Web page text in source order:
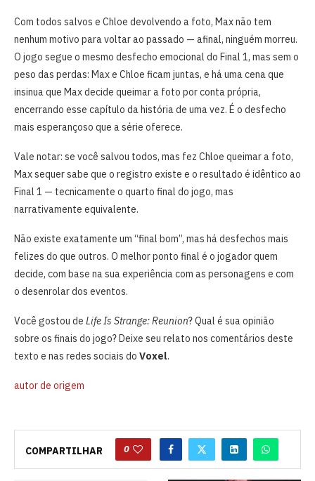
Com todos salvos e Chloe devolvendo a foto, Max não tem
nenhum motivo para voltar ao passado — afinal, ninguém morreu.
O jogo segue o mesmo desfecho emocional do Final 1, mas sem o
peso das perdas: Max e Chloe ficam juntas, e há uma cena que
insinua que Max decide queimar a foto por conta própria,
encerrando esse capítulo da história de uma vez. É o desfecho
mais esperançoso que a série oferece.
Vale notar: se você salvou todos, mas fez Chloe queimar a foto,
Max sequer sabe que o registro existe e o resultado é idêntico ao
Final 1 — tecnicamente o quarto final do jogo, mas
narrativamente equivalente.
Não existe exatamente um “final bom”, mas há desfechos mais
felizes do que outros. O melhor ponto final é o jogador quem
decide, com base na sua experiência com as personagens e com
o desenrolar dos eventos.
Você gostou de Life Is Strange: Reunion? Qual é sua opinião
sobre os finais do jogo? Deixe seu relato nos comentários deste
texto e nas redes sociais do Voxel.
autor de origem
COMPARTILHAR 0